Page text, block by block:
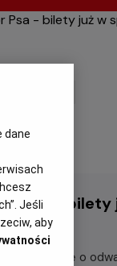
Psa - bilety
historię o
dane
Jeśli
aby